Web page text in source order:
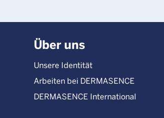
Über uns
Unsere Identität
Arbeiten bei DERMASENCE
DERMASENCE International